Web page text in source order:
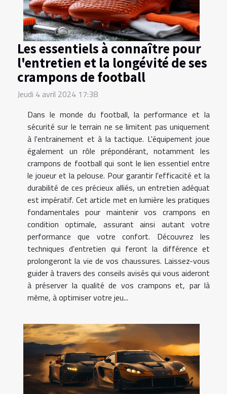
Les essentiels à connaître pour
l'entretien et la longévité de ses
crampons de football
Jeudi 4 avril 2024 17:38
Dans le monde du football, la performance et la
sécurité sur le terrain ne se limitent pas uniquement
à l'entrainement et à la tactique. L'équipement joue
également un rôle prépondérant, notamment les
crampons de football qui sont le lien essentiel entre
le joueur et la pelouse. Pour garantir l'efficacité et la
durabilité de ces précieux alliés, un entretien adéquat
est impératif. Cet article met en lumière les pratiques
fondamentales pour maintenir vos crampons en
condition optimale, assurant ainsi autant votre
performance que votre confort. Découvrez les
techniques d'entretien qui feront la différence et
prolongeront la vie de vos chaussures. Laissez-vous
guider à travers des conseils avisés qui vous aideront
à préserver la qualité de vos crampons et, par là
même, à optimiser votre jeu...